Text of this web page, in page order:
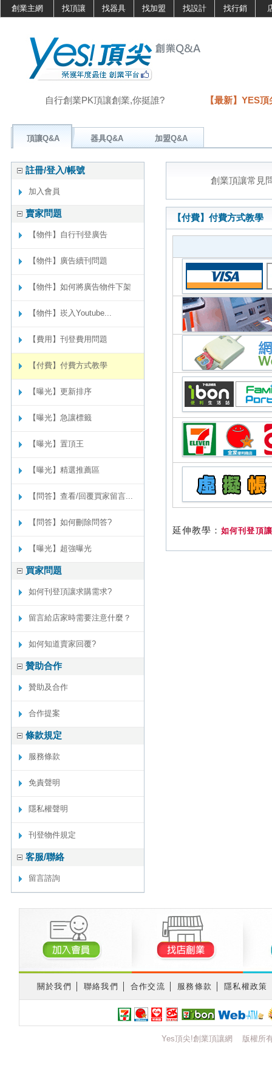
創業主網 找頂讓 找器具 找加盟 找設計 找行銷
自行創業PK頂讓創業,你挺誰? 【最新】YES
頂讓Q&A 器具Q&A 加盟Q&A
註冊/登入/帳號
加入會員
賣家問題
【物件】自行刊登廣告
【物件】廣告續刊問題
【物件】如何將廣告物件下架
【物件】崁入Youtube...
【費用】刊登費用問題
【付費】付費方式教學
【曝光】更新排序
【曝光】急讓標籤
【曝光】置頂王
【曝光】精選推薦區
【問答】查看/回覆買家留言...
【問答】如何刪除問答?
【曝光】超強曝光
買家問題
如何刊登頂讓求購需求?
留言給店家時需要注意什麼？
如何知道賣家回覆?
贊助合作
贊助及合作
合作提案
條款規定
服務條款
免責聲明
隱私權聲明
刊登物件規定
客服/聯絡
留言諮詢
創業頂讓常見
【付費】付費方式教學
延伸教學： 如何刊登頂
關於我們 聯絡我們 合作交流 服務條款 隱私權政策
Yes頂尖!創業頂讓網 版權所